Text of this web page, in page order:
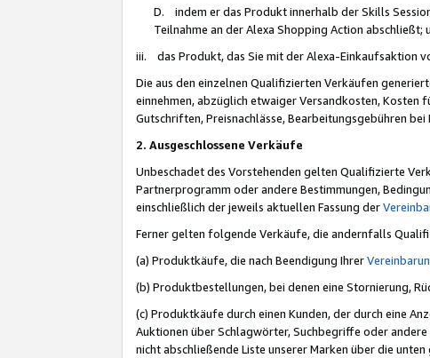
D. indem er das Produkt innerhalb der Skills
Teilnahme an der Alexa Shopping Action abschließt;
iii. das Produkt, das Sie mit der Alexa-Einkaufsaktion
Die aus den einzelnen Qualifizierten Verkäufen
einnehmen, abzüglich etwaiger Versandkosten, Kosten
Gutschriften, Preisnachlässe, Bearbeitungsgebühren
2. Ausgeschlossene Verkäufe
Unbeschadet des Vorstehenden gelten Qualifizierte
Partnerprogramm oder andere Bestimmungen,
einschließlich der jeweils aktuellen Fassung der
Ferner gelten folgende Verkäufe, die andernfalls
(a) Produktkäufe, die nach Beendigung Ihrer
(b) Produktbestellungen, bei denen eine Stornierung,
(c) Produktkäufe durch einen Kunden, der durch eine
Auktionen über Schlagwörter, Suchbegriffe oder
nicht abschließende Liste unserer Marken über die